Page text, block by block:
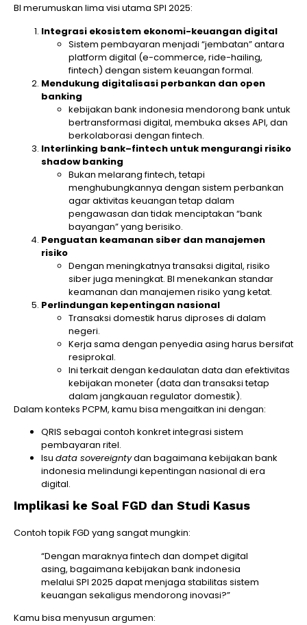
BI merumuskan lima visi utama SPI 2025:
Integrasi ekosistem ekonomi-keuangan digital
Sistem pembayaran menjadi “jembatan” antara
platform digital (e-commerce, ride-hailing,
fintech) dengan sistem keuangan formal.
Mendukung digitalisasi perbankan dan open
banking
kebijakan bank indonesia mendorong bank untuk
bertransformasi digital, membuka akses API, dan
berkolaborasi dengan fintech.
Interlinking bank–fintech untuk mengurangi risiko
shadow banking
Bukan melarang fintech, tetapi
menghubungkannya dengan sistem perbankan
agar aktivitas keuangan tetap dalam
pengawasan dan tidak menciptakan “bank
bayangan” yang berisiko.
Penguatan keamanan siber dan manajemen
risiko
Dengan meningkatnya transaksi digital, risiko
siber juga meningkat. BI menekankan standar
keamanan dan manajemen risiko yang ketat.
Perlindungan kepentingan nasional
Transaksi domestik harus diproses di dalam
negeri.
Kerja sama dengan penyedia asing harus bersifat
resiprokal.
Ini terkait dengan kedaulatan data dan efektivitas
kebijakan moneter (data dan transaksi tetap
dalam jangkauan regulator domestik).
Dalam konteks PCPM, kamu bisa mengaitkan ini dengan:
QRIS sebagai contoh konkret integrasi sistem
pembayaran ritel.
Isu data sovereigntydan bagaimana kebijakan bank
indonesia melindungi kepentingan nasional di era
digital.
Implikasi ke Soal FGD dan Studi Kasus
Contoh topik FGD yang sangat mungkin:
“Dengan maraknya fintech dan dompet digital
asing, bagaimana kebijakan bank indonesia
melalui SPI 2025 dapat menjaga stabilitas sistem
keuangan sekaligus mendorong inovasi?”
Kamu bisa menyusun argumen: